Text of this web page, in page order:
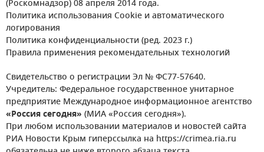
(Роскомнадзор) 08 апреля 2014 года.
Политика использования Cookie и автоматического
логирования
Политика конфиденциальности (ред. 2023 г.)
Правила применения рекомендательных технологий
Свидетельство о регистрации Эл № ФС77-57640.
Учредитель: Федеральное государственное унитарное
предприятие Международное информационное агентство
«Россия сегодня» (МИА «Россия сегодня»).
При любом использовании материалов и новостей сайта
РИА Новости Крым гиперссылка на https://crimea.ria.ru